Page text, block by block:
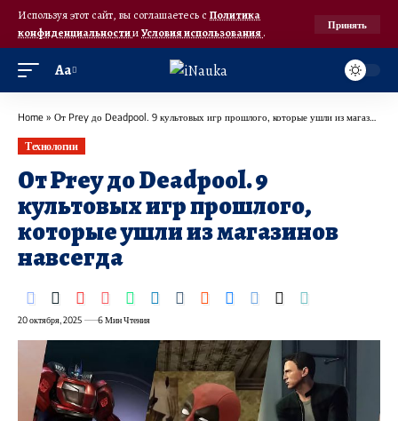
Используя этот сайт, вы соглашаетесь с Политика
конфиденциальностииУсловия использования.
Принять
Аа
Home » От Prey до Deadpool. 9 культовых игр прошлого, которые ушли из магазинов навсегда
Технологии
От Prey до Deadpool. 9
культовых игр прошлого,
которые ушли из магазинов
навсегда
20 октября, 2025 6 Мин Чтения